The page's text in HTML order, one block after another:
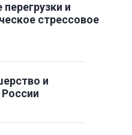
и
стрессовое
и